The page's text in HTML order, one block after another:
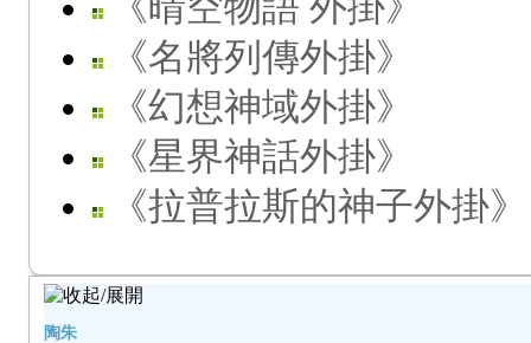
《名將列傳外掛》
《幻想神域外掛》
《星界神話外掛》
《拉普拉斯的神子外掛》
陶朱